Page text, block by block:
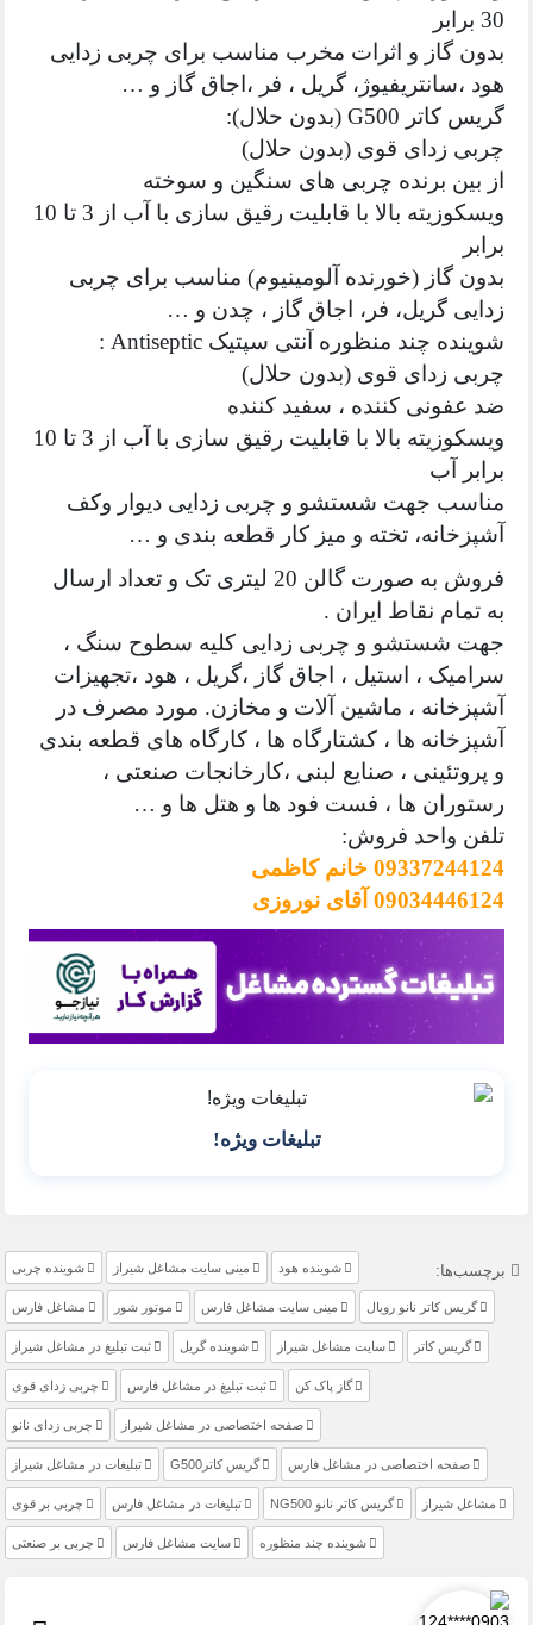
30 برابر
بدون گاز و اثرات مخرب مناسب برای چربی زدایی
هود ،سانتریفیوژ، گریل ، فر ،اجاق گاز و …
گریس کاتر G500 (بدون حلال):
چربی زدای قوی (بدون حلال)
از بین برنده چربی های سنگین و سوخته
ویسکوزیته بالا با قابلیت رقیق سازی با آب از 3 تا 10
برابر
بدون گاز (خورنده آلومینیوم) مناسب برای چربی
زدایی گریل، فر، اجاق گاز ، چدن و …
شوینده چند منظوره آنتی سپتیک Antiseptic :
چربی زدای قوی (بدون حلال)
ضد عفونی کننده ، سفید کننده
ویسکوزیته بالا با قابلیت رقیق سازی با آب از 3 تا 10
برابر آب
مناسب جهت شستشو و چربی زدایی دیوار وکف
آشپزخانه، تخته و میز کار قطعه بندی و …
فروش به صورت گالن 20 لیتری تک و تعداد ارسال
به تمام نقاط ایران .
جهت شستشو و چربی زدایی کلیه سطوح سنگ ،
سرامیک ، استیل ، اجاق گاز ،گریل ، هود ،تجهیزات
آشپزخانه ، ماشین آلات و مخازن. مورد مصرف در
آشپزخانه ها ، کشتارگاه ها ، کارگاه های قطعه بندی
و پروتئینی ، صنایع لبنی ،کارخانجات صنعتی ،
رستوران ها ، فست فود ها و هتل ها و …
تلفن واحد فروش:
09337244124 خانم کاظمی
09034446124 آقای نوروزی
تبلیغات ویژه!
برچسب‌ها: شوینده هود مینی سایت مشاغل شیراز شوینده چربی
گریس کاتر نانو رویال مینی سایت مشاغل فارس موتور شور مشاغل فارس
گریس کاتر سایت مشاغل شیراز شوینده گریل ثبت تبلیغ در مشاغل شیراز
گاز پاک کن ثبت تبلیغ در مشاغل فارس چربی زدای قوی
صفحه اختصاصی در مشاغل شیراز چربی زدای نانو
صفحه اختصاصی در مشاغل فارس گریس کاترG500 تبلیغات در مشاغل شیراز
مشاغل شیراز گریس کاتر نانو NG500 تبلیغات در مشاغل فارس چربی بر قوی
شوینده چند منظوره سایت مشاغل فارس چربی بر صنعتی